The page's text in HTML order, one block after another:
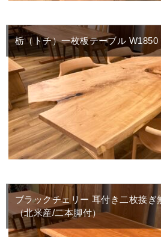
栃（トチ）一枚板テーブル W1850
ブラックチェリー 耳付き二枚接ぎ
（北米産/二本脚付）